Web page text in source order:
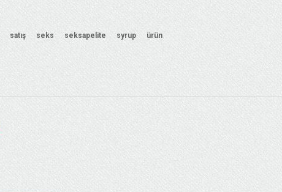
satış seks seksapelite syrup ürün